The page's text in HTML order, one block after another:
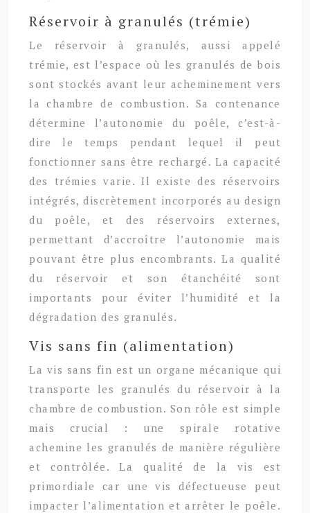
Réservoir à granulés (trémie)
Le réservoir à granulés, aussi appelé
trémie, est l’espace où les granulés de bois
sont stockés avant leur acheminement vers
la chambre de combustion. Sa contenance
détermine l’autonomie du poêle, c’est-à-
dire le temps pendant lequel il peut
fonctionner sans être rechargé. La capacité
des trémies varie. Il existe des réservoirs
intégrés, discrètement incorporés au design
du poêle, et des réservoirs externes,
permettant d’accroître l’autonomie mais
pouvant être plus encombrants. La qualité
du réservoir et son étanchéité sont
importants pour éviter l’humidité et la
dégradation des granulés.
Vis sans fin (alimentation)
La vis sans fin est un organe mécanique qui
transporte les granulés du réservoir à la
chambre de combustion. Son rôle est simple
mais crucial : une spirale rotative
achemine les granulés de manière régulière
et contrôlée. La qualité de la vis est
primordiale car une vis défectueuse peut
impacter l’alimentation et arrêter le poêle.